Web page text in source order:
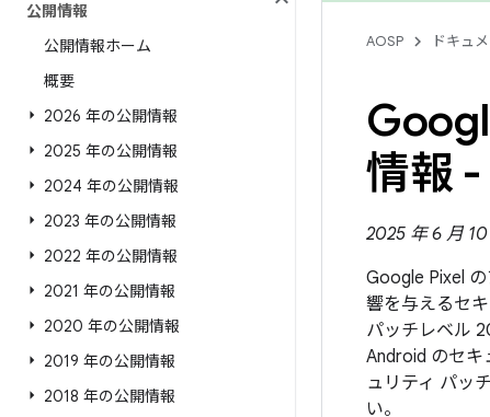
公開情報
公開情報ホーム
概要
2026 年の公開情報
2025 年の公開情報
2024 年の公開情報
2023 年の公開情報
2022 年の公開情報
2021 年の公開情報
2020 年の公開情報
2019 年の公開情報
2018 年の公開情報
AOSP ドキュ
情報 -
2025 年 6 月
Google Pixel
響を与えるセ
パッチレベル
Android のセキ
ュリティ パッ
い。